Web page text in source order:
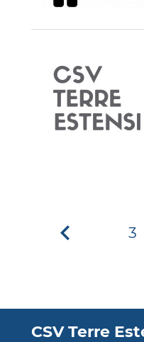
3
CSV Terre